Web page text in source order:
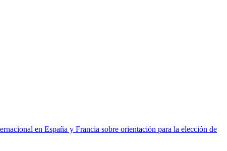
en España y Francia sobre orientación para la elección de